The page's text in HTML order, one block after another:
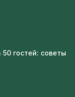
гостей: советы